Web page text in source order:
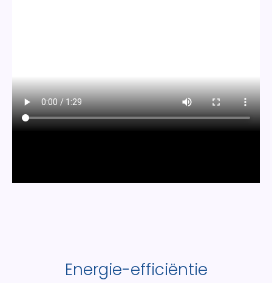
Energie-efficiëntie